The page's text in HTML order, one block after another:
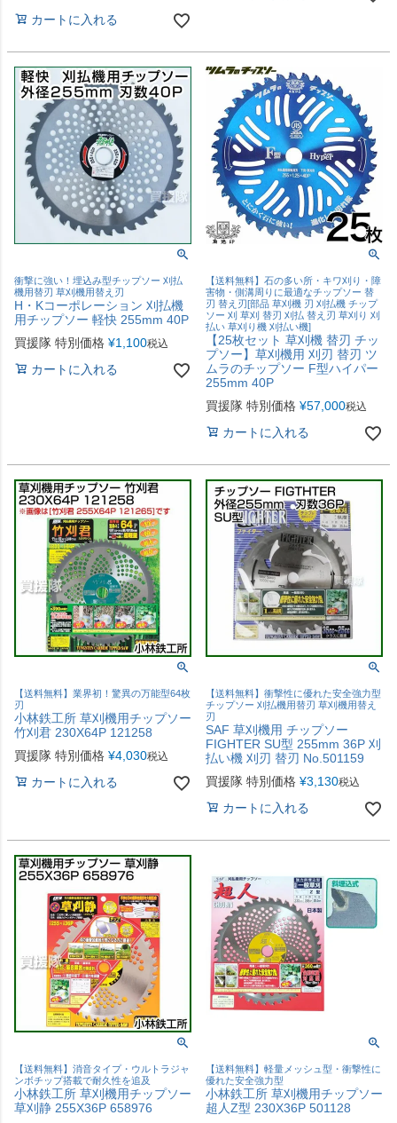
カートに入れる
衝撃に強い！埋込み型チップソー 刈払
機用替刃 草刈機用替え刃
H・Kコーポレーション 刈払機
用チップソー 軽快 255mm 40P
買援隊 特別価格 ¥1,100税込
カートに入れる
【送料無料】石の多い所・キワ刈り・障
害物・側溝周りに最適なチップソー 替
刃 替え刃[部品 草刈機 刃 刈払機 チップ
ソー 刈 草刈 替刃 刈払 替え刃 草刈り 刈
払い 草刈り機 刈払い機]
【25枚セット 草刈機 替刃 チッ
プソー】草刈機用 刈刃 替刃 ツ
ムラのチップソー F型ハイパー
255mm 40P
買援隊 特別価格 ¥57,000税込
カートに入れる
【送料無料】業界初！驚異の万能型64枚
刃
小林鉄工所 草刈機用チップソー
竹刈君 230X64P 121258
買援隊 特別価格 ¥4,030税込
カートに入れる
【送料無料】衝撃性に優れた安全強力型
チップソー 刈払機用替刃 草刈機用替え
刃
SAF 草刈機用 チップソー
FIGHTER SU型 255mm 36P 刈
払い機 刈刃 替刃 No.501159
買援隊 特別価格 ¥3,130税込
カートに入れる
【送料無料】消音タイプ・ウルトラジャ
ンボチップ搭載で耐久性を追及
小林鉄工所 草刈機用チップソー
草刈静 255X36P 658976
【送料無料】軽量メッシュ型・衝撃性に
優れた安全強力型
小林鉄工所 草刈機用チップソー
超人Z型 230X36P 501128